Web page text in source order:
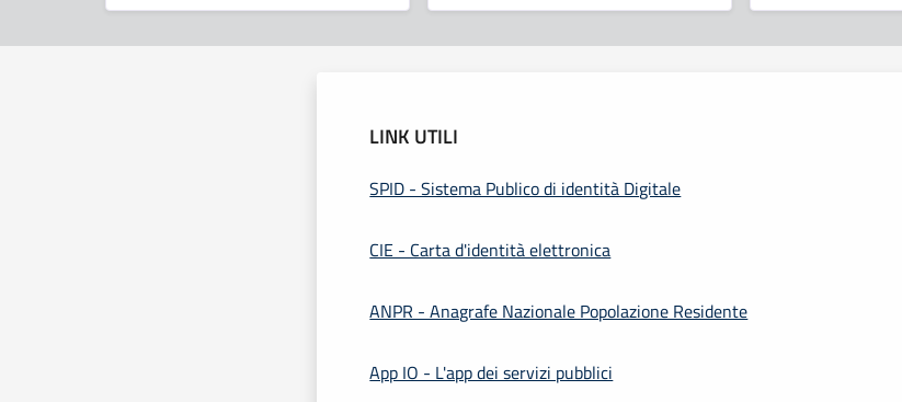
LINK UTILI
SPID - Sistema Publico di identità Digitale
CIE - Carta d'identità elettronica
ANPR - Anagrafe Nazionale Popolazione Residente
App IO - L'app dei servizi pubblici